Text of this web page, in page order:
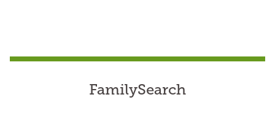
FamilySearch